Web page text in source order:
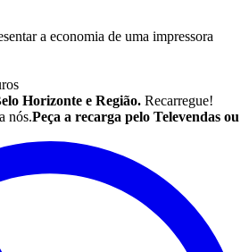
a economia de uma impressora
Horizonte e Região. Recarregue!
nós.Peça a recarga pelo Televendas ou